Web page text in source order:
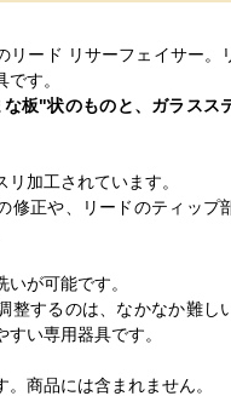
リード リサーフェイサー。
す。
板"状のものと、ガラスス
加工されています。
修正や、リードのティップ
が可能です。
整するのは、なかなか難し
い専用器具です。
商品には含まれません。